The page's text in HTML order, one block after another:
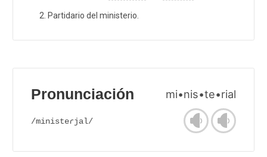
Partidario del ministerio.
Pronunciación mi•nis•te•rial
/ministeɾjal/